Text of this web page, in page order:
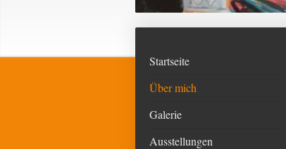
Startseite
Über mich
Galerie
Ausstellungen